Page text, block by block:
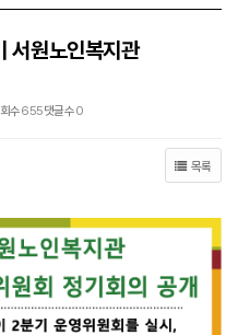
원노인복지관
수655댓글수0
목록